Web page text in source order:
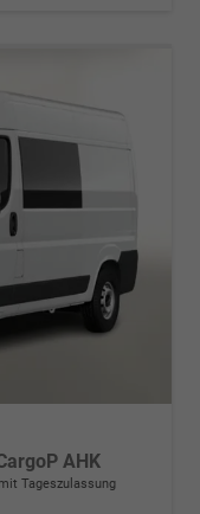
AHK
Tageszulassung